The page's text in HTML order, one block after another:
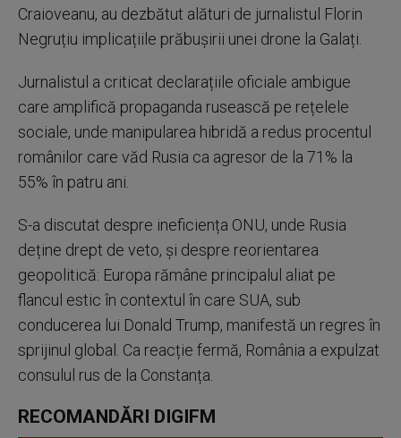
minutes,
seconds
Craioveanu, au dezbătut alături de jurnalistul Florin
Negruțiu implicațiile prăbușirii unei drone la Galați.
Jurnalistul a criticat declarațiile oficiale ambigue
care amplifică propaganda rusească pe rețelele
sociale, unde manipularea hibridă a redus procentul
românilor care văd Rusia ca agresor de la 71% la
55% în patru ani.
S-a discutat despre ineficiența ONU, unde Rusia
deține drept de veto, și despre reorientarea
geopolitică: Europa rămâne principalul aliat pe
flancul estic în contextul în care SUA, sub
conducerea lui Donald Trump, manifestă un regres în
sprijinul global. Ca reacție fermă, România a expulzat
consulul rus de la Constanța.
RECOMANDĂRI DIGIFM